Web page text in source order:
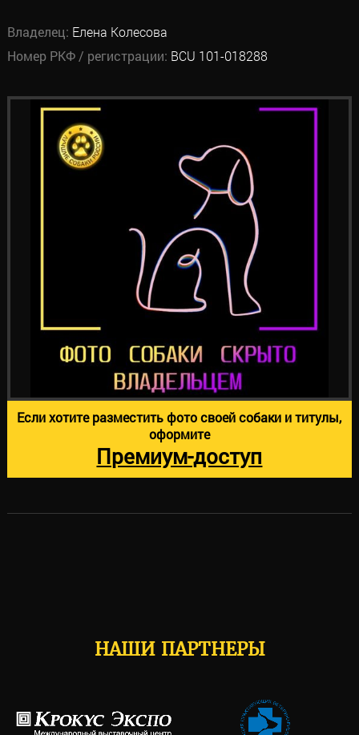
Владелец: Елена Колесова
Номер РКФ / регистрации: BCU 101-018288
Если хотите разместить фото своей собаки и титулы,
оформите
Премиум-доступ
НАШИ ПАРТНЕРЫ